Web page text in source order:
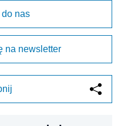
do nas
na newsletter